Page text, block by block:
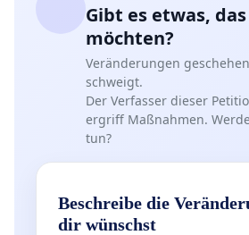
Gibt es etwas,
möchten?
Veränderungen
schweigt.
Der Verfasser dieser
ergriff Maßnahmen.
tun?
Beschreibe die
dir wünschst